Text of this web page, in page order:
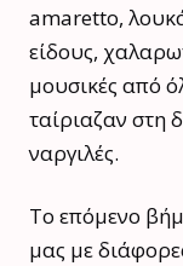
amaretto,
είδους,
μουσικές από
ταίριαζαν στη
ναργιλές.
Το επόμενο
μας με